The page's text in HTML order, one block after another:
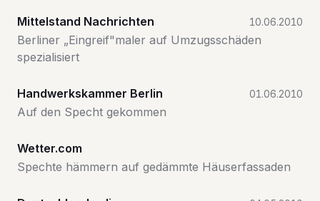
Mittelstand Nachrichten 10.06.2010
Berliner „Eingreif"maler auf Umzugsschäden
spezialisiert
Handwerkskammer Berlin 01.06.2010
Auf den Specht gekommen
Wetter.com
Spechte hämmern auf gedämmte Häuserfassaden